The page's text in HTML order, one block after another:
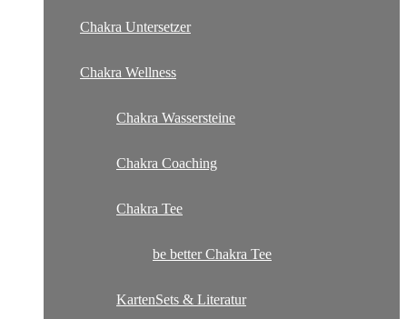
Chakra Untersetzer
Chakra Wellness
Chakra Wassersteine
Chakra Coaching
Chakra Tee
be better Chakra Tee
KartenSets & Literatur